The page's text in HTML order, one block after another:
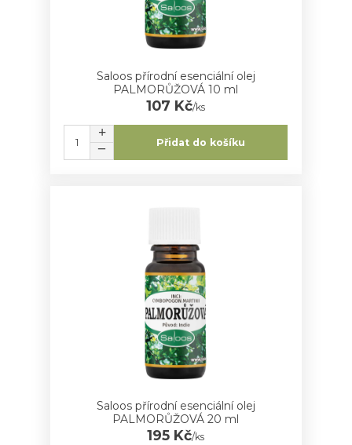
Saloos přírodní esenciální olej
PALMORŮŽOVÁ 10 ml
107 Kč/ks
Přidat do košíku
Saloos přírodní esenciální olej
PALMORŮŽOVÁ 20 ml
195 Kč/ks